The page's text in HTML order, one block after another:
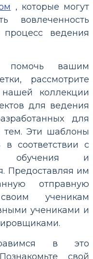
, которые могут
вовлеченность
ведения
вашим
рассмотрите
коллекции
для ведения
для
тем. Эти шаблоны
соответствии с
обучения и
Предоставляя им
отправную
ученикам
учениками и
в это
свой